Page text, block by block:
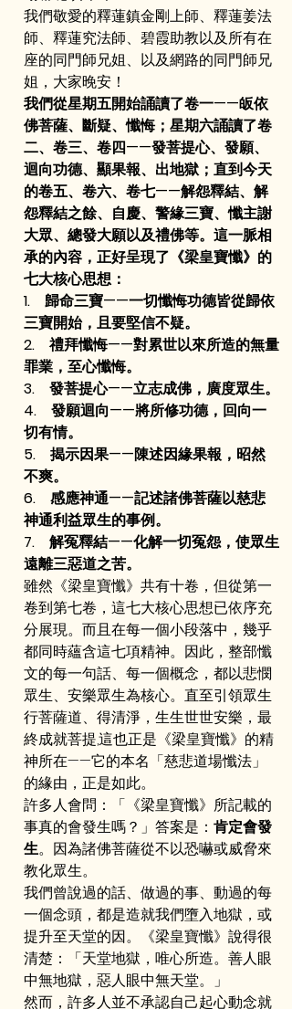
我們敬愛的釋蓮鎮金剛上師、釋蓮姜法
師、釋蓮究法師、碧霞助教以及所有在
座的同門師兄姐、以及網路的同門師兄
姐，大家晚安！
我們從星期五開始誦讀了卷一——皈依
佛菩薩、斷疑、懺悔；星期六誦讀了卷
二、卷三、卷四——發菩提心、發願、
迴向功德、顯果報、出地獄；直到今天
的卷五、卷六、卷七——解怨釋結、解
怨釋結之餘、自慶、警緣三寶、懺主謝
大眾、總發大願以及禮佛等。這一脈相
承的內容，正好呈現了《梁皇寶懺》的
七大核心思想：
1.    歸命三寶——一切懺悔功德皆從歸依
三寶開始，且要堅信不疑。
2.    禮拜懺悔——對累世以來所造的無量
罪業，至心懺悔。
3.    發菩提心——立志成佛，廣度眾生。
4.    發願迴向——將所修功德，回向一
切有情。
5.    揭示因果——陳述因緣果報，昭然
不爽。
6.    感應神通——記述諸佛菩薩以慈悲
神通利益眾生的事例。
7.    解冤釋結——化解一切冤怨，使眾生
遠離三惡道之苦。
雖然《梁皇寶懺》共有十卷，但從第一
卷到第七卷，這七大核心思想已依序充
分展現。而且在每一個小段落中，幾乎
都同時蘊含這七項精神。因此，整部懺
文的每一句話、每一個概念，都以悲憫
眾生、安樂眾生為核心。直至引領眾生
行菩薩道、得清淨，生生世世安樂，最
終成就菩提,這也正是《梁皇寶懺》的精
神所在——它的本名「慈悲道場懺法」
的緣由，正是如此。
許多人會問：「《梁皇寶懺》所記載的
事真的會發生嗎？」答案是： 肯定會發
生。因為諸佛菩薩從不以恐嚇或威脅來
教化眾生。
我們曾說過的話、做過的事、動過的每
一個念頭，都是造就我們墮入地獄，或
提升至天堂的因。《梁皇寶懺》說得很
清楚：「天堂地獄，唯心所造。善人眼
中無地獄，惡人眼中無天堂。」
然而，許多人並不承認自己起心動念就